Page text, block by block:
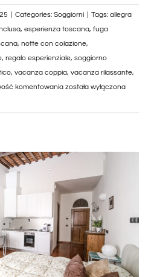
Categories: Soggiorni Tags: allegra
, esperienza toscana, fuga
, notte con colazione,
, regalo esperienziale, soggiorno
, vacanza coppia, vacanza rilassante,
komentowania Soggiorno
a
Viareggio
została wyłączona